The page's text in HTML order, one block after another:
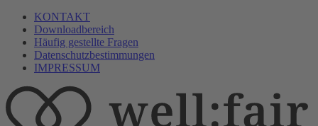
KONTAKT
Downloadbereich
Häufig gestellte Fragen
Datenschutzbestimmungen
IMPRESSUM